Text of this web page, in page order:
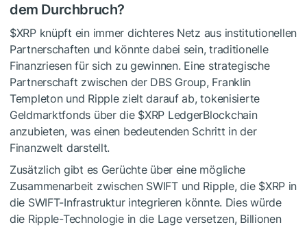
dem Durchbruch?
$XRPknüpft ein immer dichteres Netz aus institutionellen
Partnerschaften und könnte dabei sein, traditionelle
Finanzriesen für sich zu gewinnen. Eine strategische
Partnerschaft zwischen der DBS Group, Franklin
Templeton und Ripple zielt darauf ab, tokenisierte
Geldmarktfonds über die $XRP LedgerBlockchain
anzubieten, was einen bedeutenden Schritt in der
Finanzwelt darstellt.
Zusätzlich gibt es Gerüchte über eine mögliche
Zusammenarbeit zwischen SWIFT und Ripple, die $XRP in
die SWIFT-Infrastruktur integrieren könnte. Dies würde
die Ripple-Technologie in die Lage versetzen, Billionen